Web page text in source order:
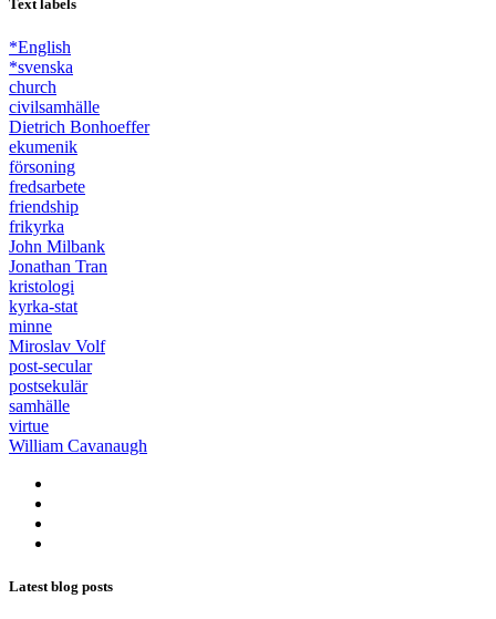
Text labels
*English
*svenska
church
civilsamhälle
Dietrich Bonhoeffer
ekumenik
försoning
fredsarbete
friendship
frikyrka
John Milbank
Jonathan Tran
kristologi
kyrka-stat
minne
Miroslav Volf
post-secular
postsekulär
samhälle
virtue
William Cavanaugh
Latest blog posts